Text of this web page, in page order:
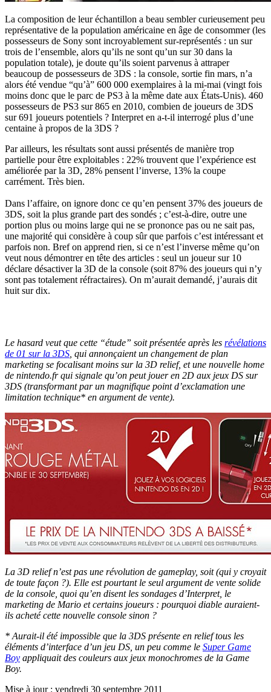
La composition de leur échantillon a beau sembler curieusement peu
représentative de la population américaine en âge de consommer (les
possesseurs de Sony sont incroyablement sur-représentés : un sur
trois de l’ensemble, alors qu’ils ne sont qu’un sur 30 dans la
population totale), je doute qu’ils soient parvenus à attraper
beaucoup de possesseurs de 3DS : la console, sortie fin mars, n’a
alors été vendue “qu’à” 600 000 exemplaires à la mi-mai (vingt fois
moins donc que le parc de PS3 à la même date aux États-Unis). 460
possesseurs de PS3 sur 865 en 2010, combien de joueurs de 3DS
sur 691 joueurs potentiels ? Interpret en a-t-il interrogé plus d’une
centaine à propos de la 3DS ?
Par ailleurs, les résultats sont aussi présentés de manière trop
partielle pour être exploitables : 22% trouvent que l’expérience est
améliorée par la 3D, 28% pensent l’inverse, 13% la coupe
carrément. Très bien.
Dans l’affaire, on ignore donc ce qu’en pensent 37% des joueurs de
3DS, soit la plus grande part des sondés ; c’est-à-dire, outre une
portion plus ou moins large qui ne se prononce pas ou ne sait pas,
une majorité qui considère à coup sûr que parfois c’est intéressant et
parfois non. Bref on apprend rien, si ce n’est l’inverse même qu’on
veut nous démontrer en tête des articles : seul un joueur sur 10
déclare désactiver la 3D de la console (soit 87% des joueurs qui n’y
sont pas totalement réfractaires). On m’aurait demandé, j’aurais dit
huit sur dix.
Le hasard veut que cette “étude” soit présentée après les révélations
de 01 sur la 3DS , qui annonçaient un changement de plan
marketing se focalisant moins sur la 3D relief, et une nouvelle home
de nintendo.fr qui signale qu’on peut jouer en 2D aux jeux DS sur
3DS (transformant par un magnifique point d’exclamation une
limitation technique* en argument de vente).
La 3D relief n’est pas une révolution de gameplay, soit (qui y croyait
de toute façon ?). Elle est pourtant le seul argument de vente solide
de la console, quoi qu’en disent les sondages d’Interpret, le
marketing de Mario et certains joueurs : pourquoi diable auraient-
ils acheté cette nouvelle console sinon ?
* Aurait-il été impossible que la 3DS présente en relief tous les
éléments d’interface d’un jeu DS, un peu comme le Super Game
Boy appliquait des couleurs aux jeux monochromes de la Game
Boy.
Mise à jour : vendredi 30 septembre 2011